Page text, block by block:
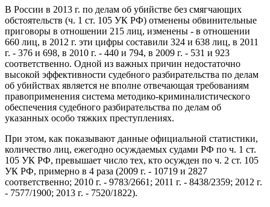
В России в 2013 г. по делам об убийстве без смягчающих
обстоятельств (ч. 1 ст. 105 УК РФ) отменены обвинительные
приговоры в отношении 215 лиц, изменены - в отношении
660 лиц, в 2012 г. эти цифры составили 324 и 638 лиц, в 2011
г. - 376 и 698, в 2010 г. - 440 и 794, в 2009 г. - 531 и 923
соответственно. Одной из важных причин недостаточно
высокой эффективности судебного разбирательства по делам
об убийствах является не вполне отвечающая требованиям
правоприменения система методико-криминалистического
обеспечения судебного разбирательства по делам об
указанных особо тяжких преступлениях.
При этом, как показывают данные официальной статистики,
количество лиц, ежегодно осуждаемых судами РФ по ч. 1 ст.
105 УК РФ, превышает число тех, кто осужден по ч. 2 ст. 105
УК РФ, примерно в 4 раза (2009 г. - 10719 и 2827
соответственно; 2010 г. - 9783/2661; 2011 г. - 8438/2359; 2012 г.
- 7577/1900; 2013 г. - 7520/1822).